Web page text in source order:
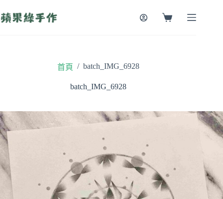
至
購
首頁 / batch_IMG_6928
batch_IMG_6928